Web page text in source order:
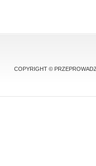
COPYRIGHT ©